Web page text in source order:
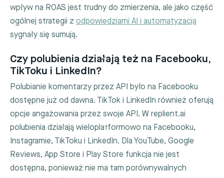
wpływ na ROAS jest trudny do zmierzenia, ale jako część
ogólnej strategii z odpowiedziami AI i automatyzacją
sygnały się sumują.
Czy polubienia działają też na Facebooku,
TikToku i LinkedIn?
Polubianie komentarzy przez API było na Facebooku
dostępne już od dawna. TikTok i LinkedIn również oferują
opcje angażowania przez swoje API. W replient.ai
polubienia działają wieloplatformowo na Facebooku,
Instagramie, TikToku i LinkedIn. Dla YouTube, Google
Reviews, App Store i Play Store funkcja nie jest
dostępna, ponieważ nie ma tam porównywalnych